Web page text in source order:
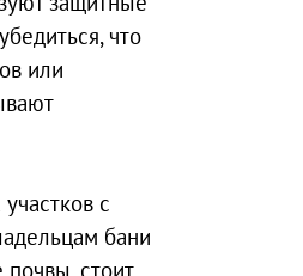
что
или
с
бани